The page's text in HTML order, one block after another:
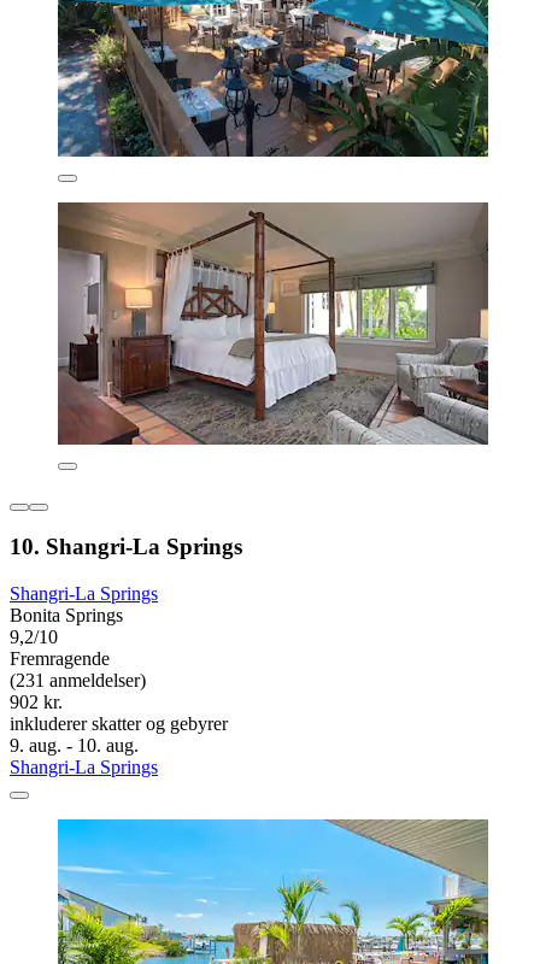
10. Shangri-La Springs
Shangri-La Springs
Bonita Springs
9,2/10
Fremragende
(231 anmeldelser)
902 kr.
inkluderer skatter og gebyrer
9. aug. - 10. aug.
Shangri-La Springs